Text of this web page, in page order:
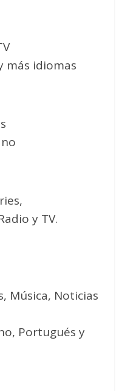
más idiomas
y TV.
Música, Noticias
Portugués y